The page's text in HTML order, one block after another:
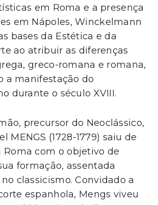
em Roma e a presença
em Nápoles, Winckelmann
bases da Estética e da
ao atribuir as diferenças
greco-romana e romana,
a manifestação do
durante o século XVIII.
precursor do Neoclássico,
MENGS (1728-1779) saiu de
Roma com o objetivo de
formação, assentada
classicismo. Convidado a
espanhola, Mengs viveu